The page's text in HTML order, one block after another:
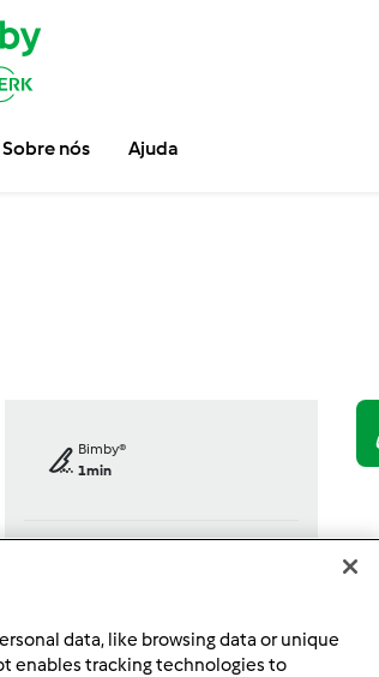
Sobre nós Ajuda
Bimby®
1min
data, like browsing data or unique
enables tracking technologies to